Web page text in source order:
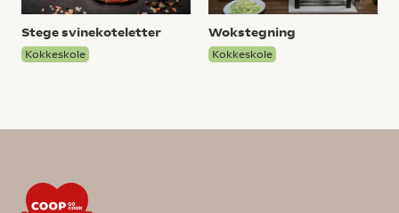
Stege svinekoteletter
Kokkeskole
Wokstegning
Kokkeskole